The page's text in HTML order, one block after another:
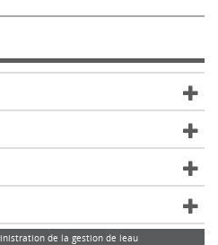
de la gestion de leau